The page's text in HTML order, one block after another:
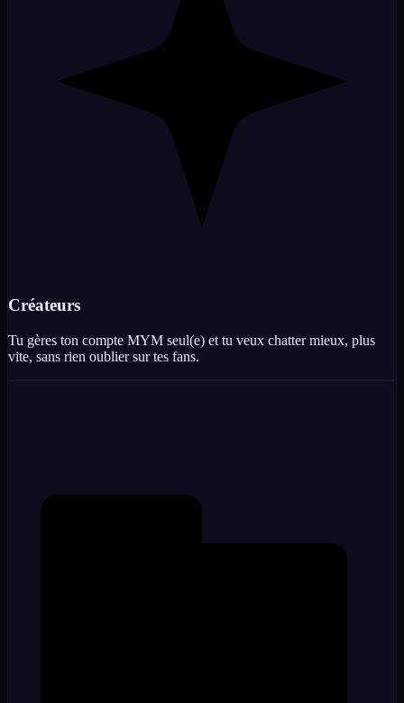
Créateurs
Tu gères ton compte MYM seul(e) et tu veux chatter mieux, plus
vite, sans rien oublier sur tes fans.